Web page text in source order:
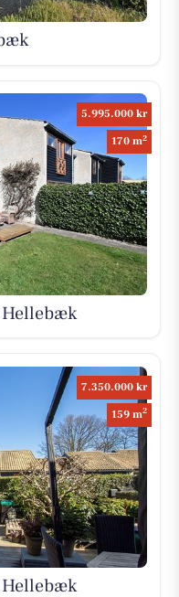
5.995.000 kr
170 m2
Hellebæk
7.350.000 kr
159 m2
Hellebæk